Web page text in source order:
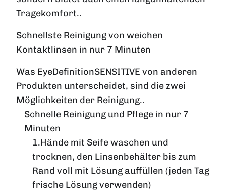
Tragekomfort..
Schnellste Reinigung von weichen
Kontaktlinsen in nur 7 Minuten
Was EyeDefinitionSENSITIVE von anderen
Produkten unterscheidet, sind die zwei
Möglichkeiten der Reinigung..
Schnelle Reinigung und Pflege in nur 7
Minuten
1.Hände mit Seife waschen und
trocknen, den Linsenbehälter bis zum
Rand voll mit Lösung auffüllen (jeden Tag
frische Lösung verwenden)